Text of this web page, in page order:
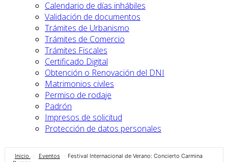
Calendario de días inhábiles
Validación de documentos
Trámites de Urbanismo
Trámites de Comercio
Trámites Fiscales
Certificado Digital
Obtención o Renovación del DNI
Matrimonios civiles
Permiso de rodaje
Padrón
Impresos de solicitud
Protección de datos personales
Inicio Eventos
Festival Internacional de Verano: Concierto Carmina